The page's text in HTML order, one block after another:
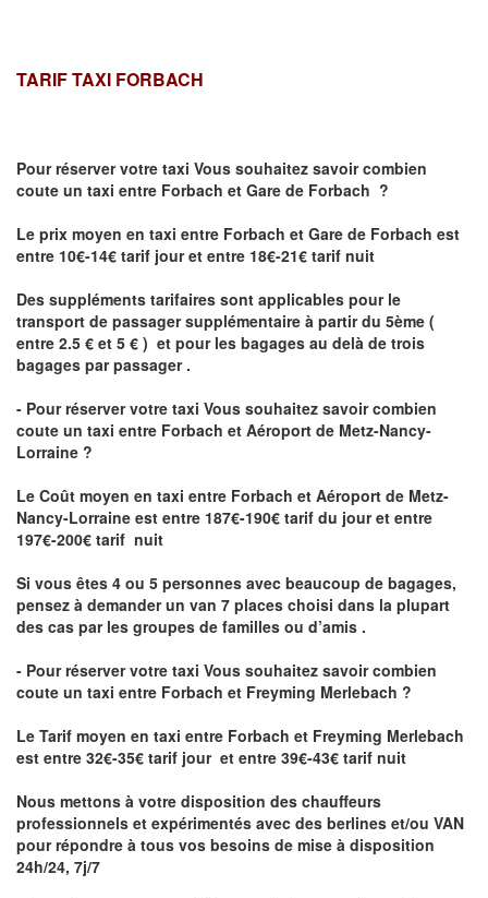
TARIF TAXI FORBACH
Pour réserver votre taxi Vous souhaitez savoircombien
coute un taxi entre Forbach et Gare de Forbach ?
Le prix moyen en taxi entre Forbach et Gare de Forbach est
entre 10€-14€ tarif jour et entre 18€-21€ tarif nuit
Des suppléments tarifaires sont applicables pour le
transport de passager supplémentaire à partir du 5ème (
entre 2.5 € et 5 € ) et pour les bagages au delà de trois
bagages par passager .
- Pour réserver votre taxi Vous souhaitez savoircombien
coute un taxi entre Forbach et Aéroport de Metz-Nancy-
Lorraine ?
Le Coût moyen en taxi entre Forbach et Aéroport de Metz-
Nancy-Lorraine est entre 187€-190€ tarif du jour et entre
197€-200€ tarif nuit
Si vous êtes 4 ou 5 personnes avec beaucoup de bagages,
pensez à demander un van 7 places choisi dans la plupart
des cas par les groupes de familles ou d’amis .
- Pour réserver votre taxi Vous souhaitez savoircombien
coute un taxi entre Forbach et Freyming Merlebach ?
Le Tarif moyen en taxi entre Forbach et Freyming Merlebach
est entre 32€-35€ tarif jour et entre 39€-43€ tarif nuit
Nous mettons à votre disposition des chauffeurs
professionnels et expérimentés avec des berlines et/ou VAN
pour répondre à tous vos besoins de mise à disposition
24h/24, 7j/7